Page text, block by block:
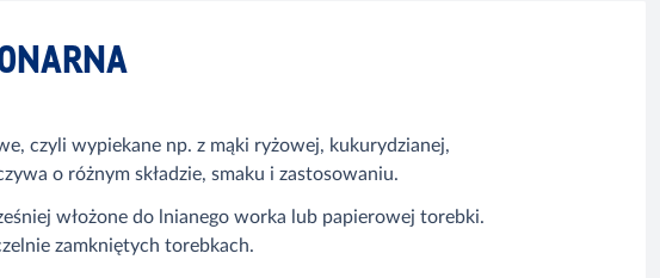
czyli wypiekane np. z mąki ryżowej, kukurydzianej,
o różnym składzie, smaku i zastosowaniu.
włożone do lnianego worka lub papierowej torebki.
zamkniętych torebkach.